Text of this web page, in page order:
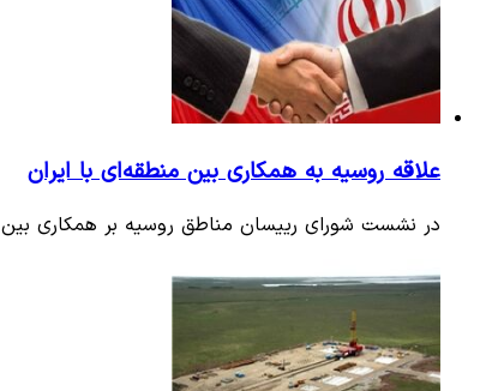
علاقه‌ روسیه به همکاری بین‌ منطقه‌ای با ایران
در نشست شورای رییسان مناطق روسیه بر همکاری